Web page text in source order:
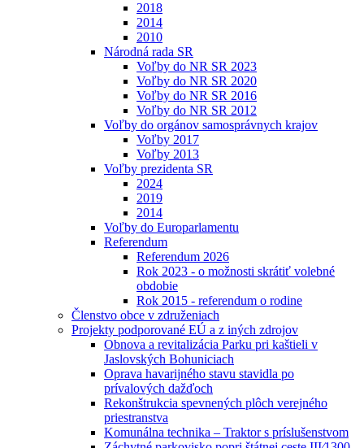
2018
2014
2010
Národná rada SR
Voľby do NR SR 2023
Voľby do NR SR 2020
Voľby do NR SR 2016
Voľby do NR SR 2012
Voľby do orgánov samosprávnych krajov
Voľby 2017
Voľby 2013
Voľby prezidenta SR
2024
2019
2014
Voľby do Europarlamentu
Referendum
Referendum 2026
Rok 2023 - o možnosti skrátiť volebné
obdobie
Rok 2015 - referendum o rodine
Členstvo obce v združeniach
Projekty podporované EÚ a z iných zdrojov
Obnova a revitalizácia Parku pri kaštieli v
Jaslovských Bohuniciach
Oprava havarijného stavu stavidla po
prívalových dažďoch
Rekonštrukcia spevnených plôch verejného
priestranstva
Komunálna technika – Traktor s príslušenstvom